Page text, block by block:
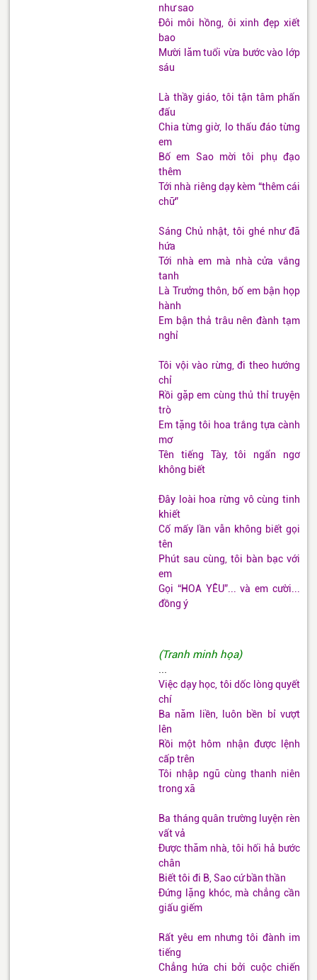
như sao
Đôi môi hồng, ôi xinh đẹp xiết
bao
Mười lăm tuổi vừa bước vào lớp
sáu
Là thầy giáo, tôi tận tâm phấn
đấu
Chia từng giờ, lo thấu đáo từng
em
Bố em Sao mời tôi phụ đạo
thêm
Tới nhà riêng dạy kèm “thêm cái
chữ”
Sáng Chủ nhật, tôi ghé như đã
hứa
Tới nhà em mà nhà cửa vắng
tanh
Là Trưởng thôn, bố em bận họp
hành
Em bận thả trâu nên đành tạm
nghỉ
Tôi vội vào rừng, đi theo hướng
chỉ
Rồi gặp em cùng thủ thỉ truyện
trò
Em tặng tôi hoa trắng tựa cành
mơ
Tên tiếng Tày, tôi ngẩn ngơ
không biết
Đây loài hoa rừng vô cùng tinh
khiết
Cố mấy lần vẫn không biết gọi
tên
Phút sau cùng, tôi bàn bạc với
em
Gọi “HOA YÊU”... và em cười...
đồng ý
(Tranh minh họa)
...
Việc dạy học, tôi dốc lòng quyết
chí
Ba năm liền, luôn bền bỉ vượt
lên
Rồi một hôm nhận được lệnh
cấp trên
Tôi nhập ngũ cùng thanh niên
trong xã
Ba tháng quân trường luyện rèn
vất vả
Được thăm nhà, tôi hối hả bước
chân
Biết tôi đi B, Sao cứ bần thần
Đứng lặng khóc, mà chẳng cần
giấu giếm
Rất yêu em nhưng tôi đành im
tiếng
Chẳng hứa chi bởi cuộc chiến